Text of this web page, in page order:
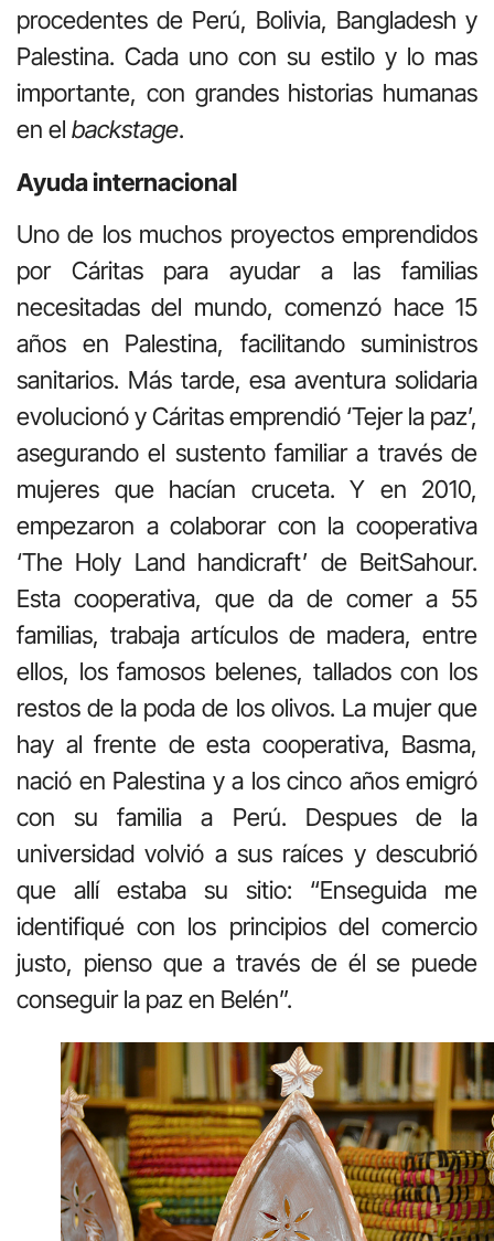
procedentes de Perú, Bolivia, Bangladesh y
Palestina. Cada uno con su estilo y lo mas
importante, con grandes historias humanas
en el backstage.
Ayuda internacional
Uno de los muchos proyectos emprendidos
por Cáritas para ayudar a las familias
necesitadas del mundo, comenzó hace 15
años en Palestina, facilitando suministros
sanitarios. Más tarde, esa aventura solidaria
evolucionó y Cáritas emprendió ‘Tejer la paz’,
asegurando el sustento familiar a través de
mujeres que hacían cruceta. Y en 2010,
empezaron a colaborar con la cooperativa
‘The Holy Land handicraft’ de BeitSahour.
Esta cooperativa, que da de comer a 55
familias, trabaja artículos de madera, entre
ellos, los famosos belenes, tallados con los
restos de la poda de los olivos. La mujer que
hay al frente de esta cooperativa, Basma,
nació en Palestina y a los cinco años emigró
con su familia a Perú. Despues de la
universidad volvió a sus raíces y descubrió
que allí estaba su sitio: “Enseguida me
identifiqué con los principios del comercio
justo, pienso que a través de él se puede
conseguir la paz en Belén”.